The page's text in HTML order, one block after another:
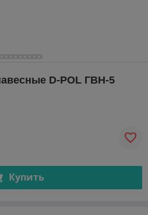
D-POL ГВН-5
Купить